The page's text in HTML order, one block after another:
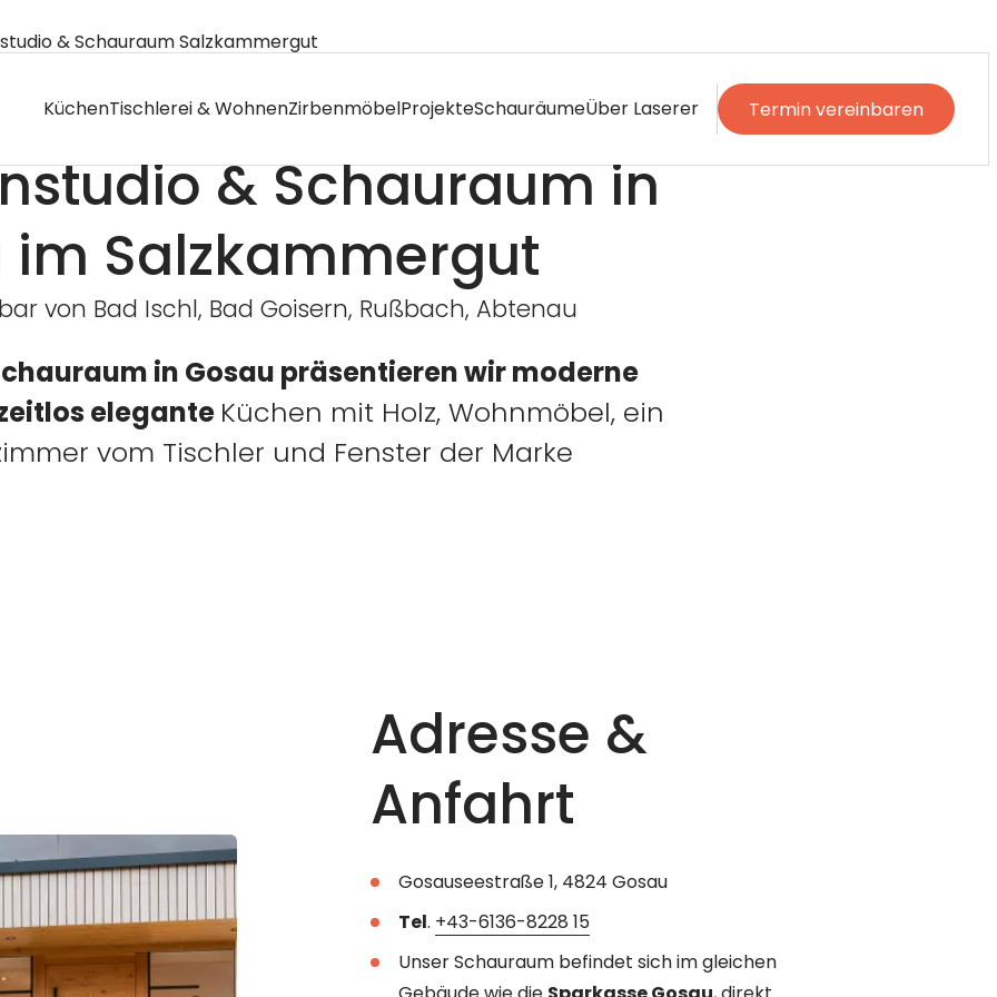
KüchenTischlerei & WohnenZirbenmöbelProjekteSchauräumeÜber Laserer Termin vereinbaren
& Schauraum Gosau
& Schauraum Salzkammergut
& Schauraum in
im Salzkammergut
von Bad Ischl, Bad Goisern, Rußbach, Abtenau
in Gosau präsentieren wir moderne
elegante Küchen mit Holz, Wohnmöbel, ein
vom Tischler und Fenster der Marke
Adresse &
Anfahrt
Gosauseestraße 1, 4824 Gosau
Tel. +43-6136-8228 15
Unser Schauraum befindet sich im gleichen